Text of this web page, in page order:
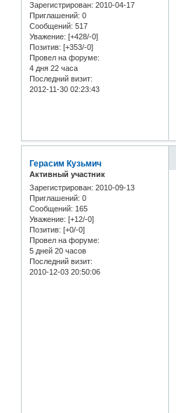
Зарегистрирован: 2010-04-17
Приглашений: 0
Сообщений: 517
Уважение: [+428/-0]
Позитив: [+353/-0]
Провел на форуме:
4 дня 22 часа
Последний визит:
2012-11-30 02:23:43
Герасим Кузьмич
Активный участник
Зарегистрирован: 2010-09-13
Приглашений: 0
Сообщений: 165
Уважение: [+12/-0]
Позитив: [+0/-0]
Провел на форуме:
5 дней 20 часов
Последний визит:
2010-12-03 20:50:06